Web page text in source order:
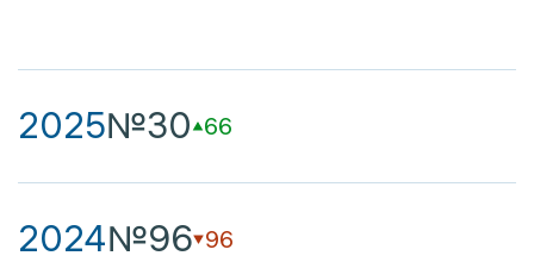
2025№30 66
2024№96 96